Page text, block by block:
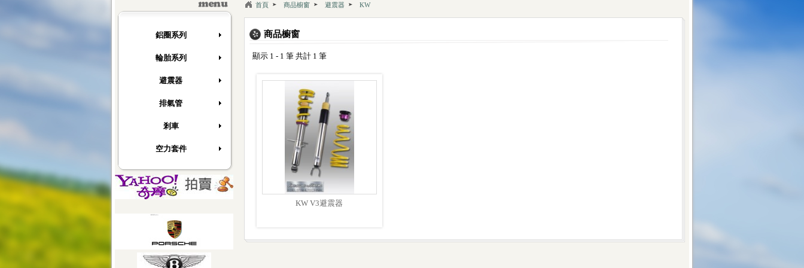
上翔輪胎服務中心全新網站開幕了~
鋁圈系列
輪胎系列
避震器
排氣管
剎車
空力套件
首頁 商品櫥窗 避震器 KW
商品櫥窗
顯示 1 - 1 筆 共計 1 筆
KW V3避震器